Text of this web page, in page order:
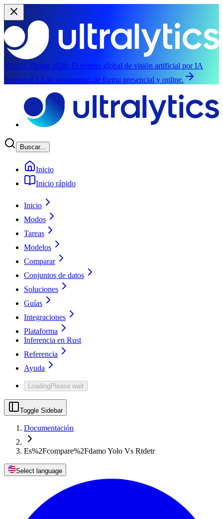
YOLO Vision 2026: El evento global de visión artificial por IA
regresa el 13 de septiembre, de forma presencial y online.
Buscar...
Inicio
Inicio rápido
Inicio
Modos
Tareas
Modelos
Comparar
Conjuntos de datos
Soluciones
Guías
Integraciones
Plataforma
Inferencia en Rust
Referencia
Ayuda
LoadingPlease wait
Toggle Sidebar
Documentación
Es%2Fcompare%2Fdamo Yolo Vs Rtdetr
Select language